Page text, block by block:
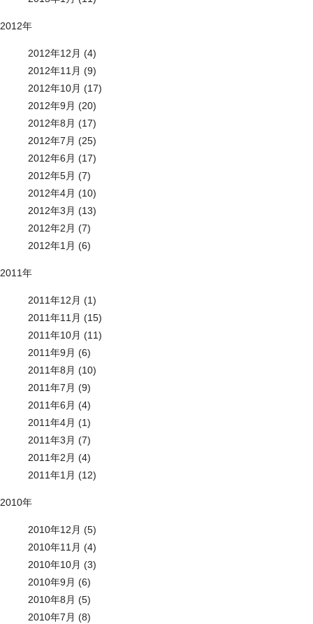
2012年
2012年12月 (4)
2012年11月 (9)
2012年10月 (17)
2012年9月 (20)
2012年8月 (17)
2012年7月 (25)
2012年6月 (17)
2012年5月 (7)
2012年4月 (10)
2012年3月 (13)
2012年2月 (7)
2012年1月 (6)
2011年
2011年12月 (1)
2011年11月 (15)
2011年10月 (11)
2011年9月 (6)
2011年8月 (10)
2011年7月 (9)
2011年6月 (4)
2011年4月 (1)
2011年3月 (7)
2011年2月 (4)
2011年1月 (12)
2010年
2010年12月 (5)
2010年11月 (4)
2010年10月 (3)
2010年9月 (6)
2010年8月 (5)
2010年7月 (8)